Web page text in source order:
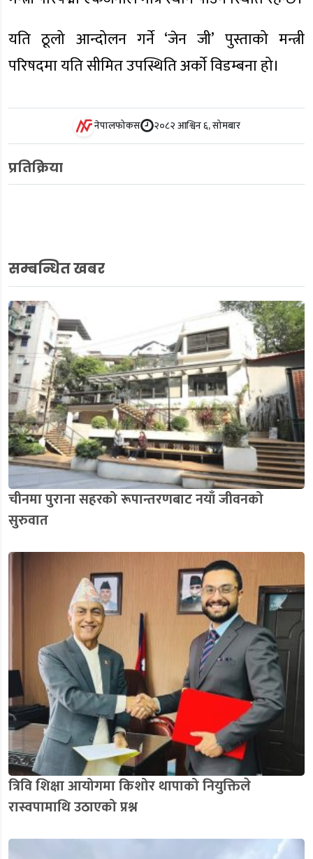
यति ठूलो आन्दोलन गर्ने ‘जेन जी’ पुस्ताको मन्त्री
परिषदमा यति सीमित उपस्थिति अर्काे विडम्बना हो।
नेपालफोकस २०८२ आश्विन ६, सोमबार
प्रतिक्रिया
सम्बन्धित खबर
चीनमा पुराना सहरको रूपान्तरणबाट नयाँ जीवनको
सुरुवात
त्रिवि शिक्षा आयोगमा किशोर थापाको नियुक्तिले
रास्वपामाथि उठाएको प्रश्न